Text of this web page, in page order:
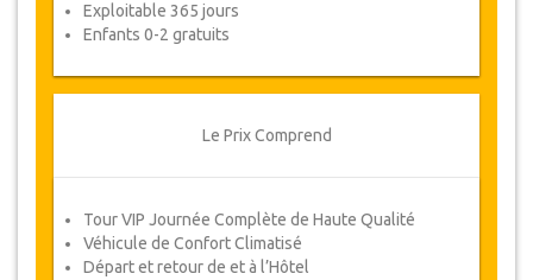
Exploitable 365 jours
Enfants 0-2 gratuits
Le Prix Comprend
Tour VIP Journée Complète de Haute Qualité
Véhicule de Confort Climatisé
Départ et retour de et à l’Hôtel